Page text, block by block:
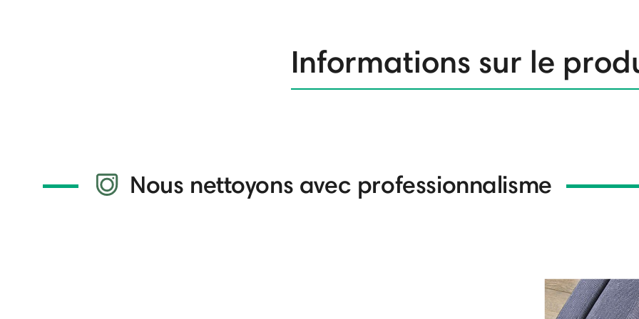
Informations sur le
Nous nettoyons avec professionnalisme